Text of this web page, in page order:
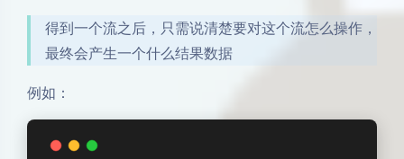
得到一个流之后，只需说清楚要对这个流怎么操作，
最终会产生一个什么结果数据
例如：